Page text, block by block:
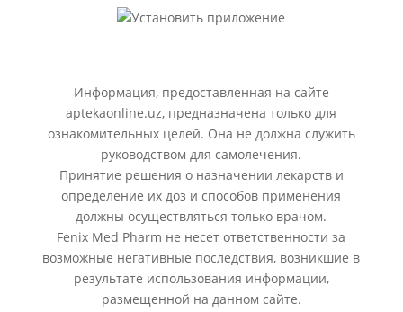
Информация, предоставленная на сайте
aptekaonline.uz, предназначена только для
ознакомительных целей. Она не должна служить
руководством для самолечения.
Принятие решения о назначении лекарств и
определение их доз и способов применения
должны осуществляться только врачом.
Fenix Med Pharm не несет ответственности за
возможные негативные последствия, возникшие в
результате использования информации,
размещенной на данном сайте.